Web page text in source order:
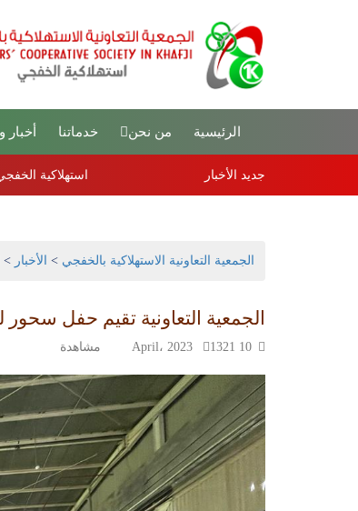
الرئيسية من نحن خدماتنا أخبار
جديد الأخبار استهلاكية الخفجي تعقد
الجمعية التعاونية الاستهلاكية بالخفجي > الأخبار >
الجمعية التعاونية تقيم حفل سحور
10 April، 2023 1321 مشاهدة